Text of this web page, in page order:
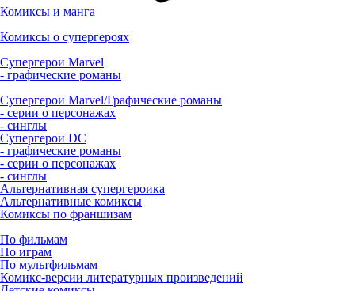
Комиксы и манга
Комиксы о супергероях
Супергерои Marvel
- графические романы
Супергерои Marvel/Графические романы
- серии о персонажах
- синглы
Супергерои DC
- графические романы
- серии о персонажах
- синглы
Альтернативная супергероика
Альтернативные комиксы
Комиксы по франшизам
По фильмам
По играм
По мультфильмам
Комикс-версии литературных произведений